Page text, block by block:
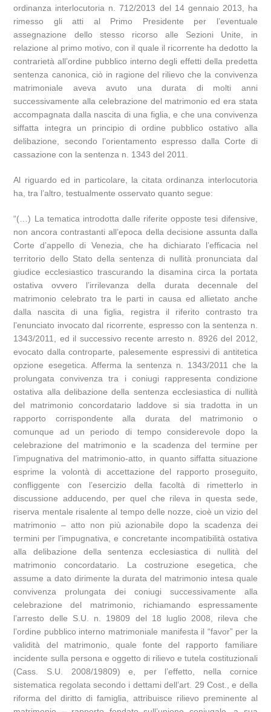
ordinanza interlocutoria n. 712/2013 del 14 gennaio 2013, ha
rimesso gli atti al Primo Presidente per l’eventuale
assegnazione dello stesso ricorso alle Sezioni Unite, in
relazione al primo motivo, con il quale il ricorrente ha dedotto la
contrarietà all’ordine pubblico interno degli effetti della predetta
sentenza canonica, ciò in ragione del rilievo che la convivenza
matrimoniale aveva avuto una durata di molti anni
successivamente alla celebrazione del matrimonio ed era stata
accompagnata dalla nascita di una figlia, e che una convivenza
siffatta integra un principio di ordine pubblico ostativo alla
delibazione, secondo l’orientamento espresso dalla Corte di
cassazione con la sentenza n. 1343 del 2011.
Al riguardo ed in particolare, la citata ordinanza interlocutoria
ha, tra l’altro, testualmente osservato quanto segue:
“(…) La tematica introdotta dalle riferite opposte tesi difensive,
non ancora contrastanti all’epoca della decisione assunta dalla
Corte d’appello di Venezia, che ha dichiarato l’efficacia nel
territorio dello Stato della sentenza di nullità pronunciata dal
giudice ecclesiastico trascurando la disamina circa la portata
ostativa ovvero l’irrilevanza della durata decennale del
matrimonio celebrato tra le parti in causa ed allietato anche
dalla nascita di una figlia, registra il riferito contrasto tra
l’enunciato invocato dal ricorrente, espresso con la sentenza n.
1343/2011, ed il successivo recente arresto n. 8926 del 2012,
evocato dalla controparte, palesemente espressivi di antitetica
opzione esegetica. Afferma la sentenza n. 1343/2011 che la
prolungata convivenza tra i coniugi rappresenta condizione
ostativa alla delibazione della sentenza ecclesiastica di nullità
del matrimonio concordatario laddove si sia tradotta in un
rapporto corrispondente alla durata del matrimonio o
comunque ad un periodo di tempo considerevole dopo la
celebrazione del matrimonio e la scadenza del termine per
l’impugnativa del matrimonio-atto, in quanto siffatta situazione
esprime la volontà di accettazione del rapporto proseguito,
confliggente con l’esercizio della facoltà di rimetterlo in
discussione adducendo, per quel che rileva in questa sede,
riserva mentale risalente al tempo delle nozze, cioè un vizio del
matrimonio – atto non più azionabile dopo la scadenza dei
termini per l’impugnativa, e concretante incompatibilità ostativa
alla delibazione della sentenza ecclesiastica di nullità del
matrimonio concordatario. La costruzione esegetica, che
assume a dato dirimente la durata del matrimonio intesa quale
convivenza prolungata dei coniugi successivamente alla
celebrazione del matrimonio, richiamando espressamente
l’arresto delle S.U. n. 19809 del 18 luglio 2008, rileva che
l’ordine pubblico interno matrimoniale manifesta il “favor” per la
validità del matrimonio, quale fonte del rapporto familiare
incidente sulla persona e oggetto di rilievo e tutela costituzionali
(Cass. S.U. 2008/19809) e, per l’effetto, nella cornice
sistematica regolata secondo i dettami dell’art. 29 Cost., e della
riforma del diritto di famiglia, attribuisce rilievo preminente al